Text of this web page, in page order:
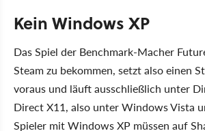
Kein Windows XP
Das Spiel der Benchmark-Macher
Steam zu bekommen, setzt also einen
voraus und läuft ausschließlich unter
Direct X11, also unter Windows Vista
Spieler mit Windows XP müssen auf